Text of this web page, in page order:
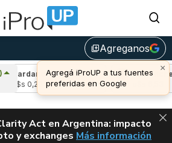
library_addAgreganos
×
Agregá iProUP a tus fuentes
preferidas en Google
(-0,67%)
u$s 0,20
Avalanche
u$s 6,53
ALERTA
Act en Argentina: impacto
y exchanges CLARITY ACT EN
Más información